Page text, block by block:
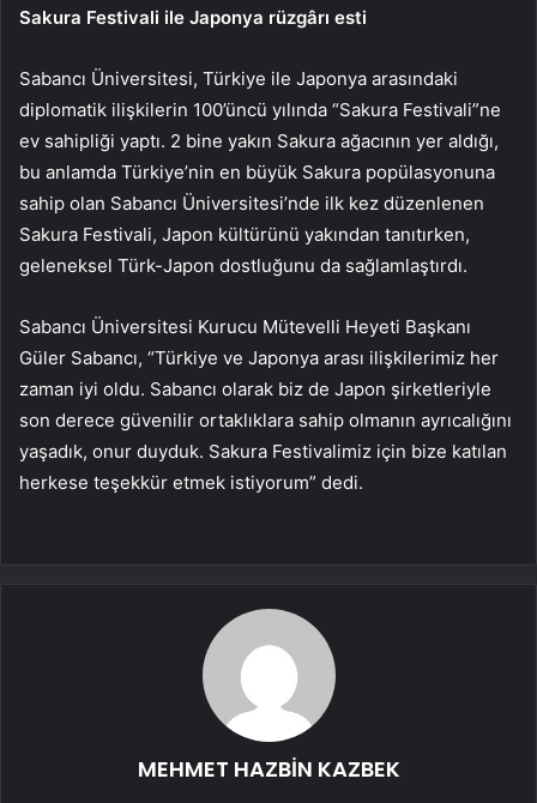
Sakura Festivali ile Japonya rüzgârı esti
Sabancı Üniversitesi, Türkiye ile Japonya arasındaki
diplomatik ilişkilerin 100’üncü yılında “Sakura Festivali”ne
ev sahipliği yaptı. 2 bine yakın Sakura ağacının yer aldığı,
bu anlamda Türkiye’nin en büyük Sakura popülasyonuna
sahip olan Sabancı Üniversitesi’nde ilk kez düzenlenen
Sakura Festivali, Japon kültürünü yakından tanıtırken,
geleneksel Türk-Japon dostluğunu da sağlamlaştırdı.
Sabancı Üniversitesi Kurucu Mütevelli Heyeti Başkanı
Güler Sabancı, “Türkiye ve Japonya arası ilişkilerimiz her
zaman iyi oldu. Sabancı olarak biz de Japon şirketleriyle
son derece güvenilir ortaklıklara sahip olmanın ayrıcalığını
yaşadık, onur duyduk. Sakura Festivalimiz için bize katılan
herkese teşekkür etmek istiyorum” dedi.
MEHMET HAZBİN KAZBEK